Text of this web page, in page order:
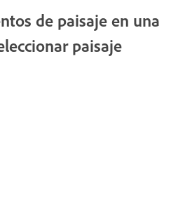
de paisaje en una
paisaje